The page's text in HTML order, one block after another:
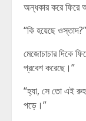
অন্ধকার করে
“কি হয়েছে ওস্তাদ?”
মেজোচাচার দিকে
প্রবেশ করেছে।”
“হ্যা, সে তো এই
পড়ে।”